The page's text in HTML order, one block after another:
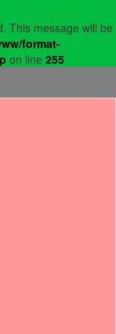
This message will be
format-
on line 255